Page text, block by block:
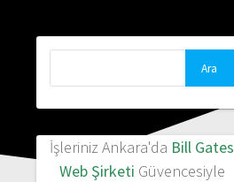
İşleriniz Ankara'da Bill Gates
Web Şirketi Güvencesiyle